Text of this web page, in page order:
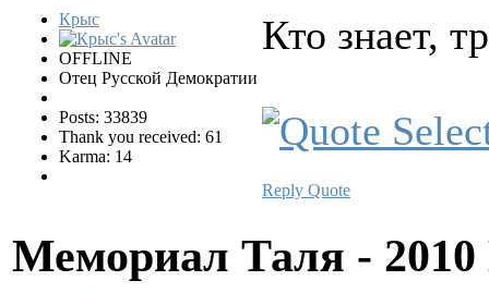
Крыс
OFFLINE
Отец Русской Демократии
Posts: 33839
Thank you received: 61
Karma: 14
Кто знает,
Reply Quote
Мемориал Таля -